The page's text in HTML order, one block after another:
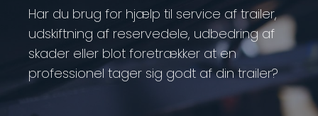
Har du brug for hjælp til service af trailer,
udskiftning af reservedele, udbedring af
skader eller blot foretrækker at en
professionel tager sig godt af din trailer?